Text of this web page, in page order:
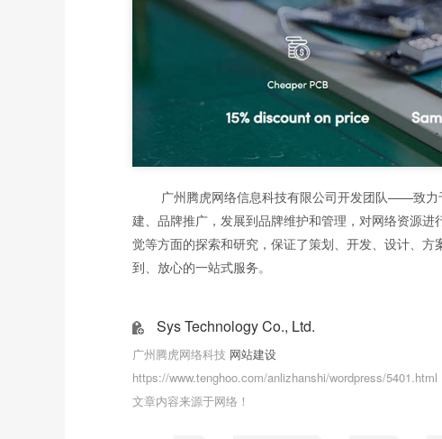
广州腾虎网络信息科技有限公司开发团队——致力于
建、品牌推广，发展到品牌维护和管理，对网络资源
觉等方面的探索和研究，保证了策划、开发、设计、
到、放心的一站式服务。
Sys Technology Co., Ltd.
广州腾虎网络科技 网站建设
https://www.tenghoo.com/anlizhanshi/wordpress/5401.html
文章内容来源于网络！